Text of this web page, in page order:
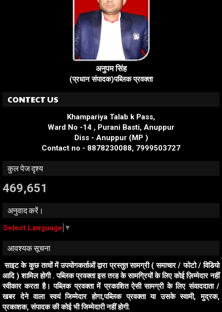
अनुपम सिंह
(प्रधान संपादक)पब्लिक प्रवक्ता
CONTECT US
Khampariya Talab k Pass,
Ward No -14 , Purani Basti, Anuppur
Diss - Anuppur (MP )
Contact no - 8878230088, 7999503727
कुल पेज दृश्य
469,651
अनुवाद करें।
Select Language ▼
आवश्यक सूचना
साइट के कुछ तत्वों में उपयोगकर्ताओं द्वारा प्रस्तुत सामग्री ( समाचार / फोटो / विडियो
आदि ) शामिल होगी . पब्लिक प्रवक्ता इस तरह के सामग्रियों के लिए कोई ज़िम्मेदार नहीं
स्वीकार करता है। पब्लिक प्रवक्ता में प्रकाशित ऐसी सामग्री के लिए संवाददाता /
खबर देने वाला स्वयं जिम्मेदार होगा,पब्लिक प्रवक्ता या उसके स्वामी, मुद्रक,
प्रकाशक, संपादक की कोई भी जिम्मेदारी नहीं होगी.